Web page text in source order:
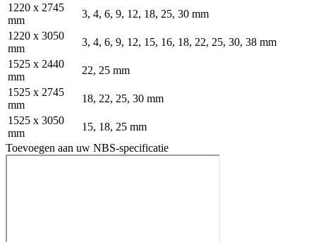
1220 x 2745
mm
3, 4, 6, 9, 12, 18, 25, 30 mm
1220 x 3050
mm
3, 4, 6, 9, 12, 15, 16, 18, 22, 25, 30, 38 mm
1525 x 2440
mm
22, 25 mm
1525 x 2745
mm
18, 22, 25, 30 mm
1525 x 3050
mm
15, 18, 25 mm
Toevoegen aan uw NBS-specificatie